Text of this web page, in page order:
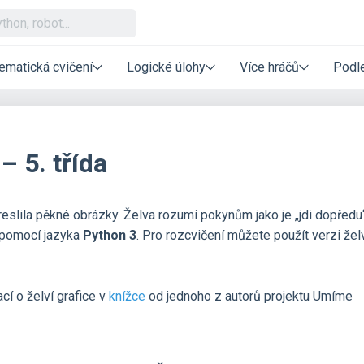
cvičení Logické úlohy Více hráčů
5. třída
pěkné obrázky. Želva rozumí pokynům jako je „jdi
jazyka Python 3. Pro rozcvičení můžete použít verzi
o želví grafice v knížce od jednoho z autorů projektu Umíme